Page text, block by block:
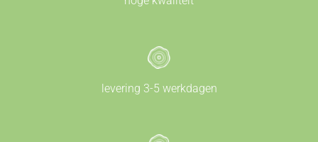
levering 3-5 werkdagen